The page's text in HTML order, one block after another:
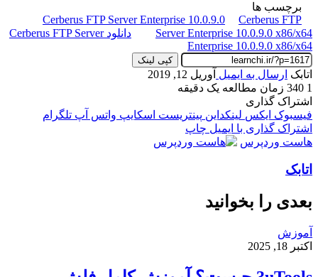
برچسب ها
Cerberus FTP Server Enterprise 10.0.9.0
Cerberus FTP
Server Enterprise 10.0.9.0 x86/x64
دانلود Cerberus FTP Server
Enterprise 10.0.9.0 x86/x64
کپی لینک
اتابک ارسال به ایمیل آوریل 12, 2019
1
زمان مطالعه یک دقیقه
اشتراک گذاری
فیسبوک ایکس لینکداین پینتریست اسکایپ واتس آپ تلگرام
اشتراک گذاری با ایمیل چاپ
هاست وردپرس
اتابک
بعدی را بخوانید
آموزش
اکتبر 18, 2025